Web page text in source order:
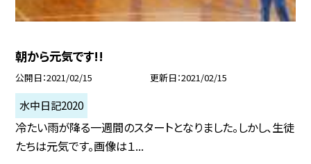
朝から元気です!!
公開日 2021/02/15 更新日 2021/02/15
水中日記2020
冷たい雨が降る一週間のスタートとなりました。しかし、生徒
たちは元気です。画像は１...